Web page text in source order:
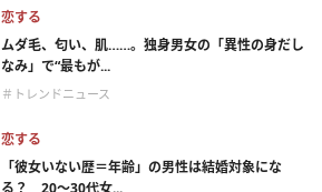
恋する
ムダ毛、匂い、肌……。独身男女の「異性の身だし
なみ」で“最もが...
＃トレンドニュース
恋する
「彼女いない歴＝年齢」の男性は結婚対象にな
る？ 20〜30代女...